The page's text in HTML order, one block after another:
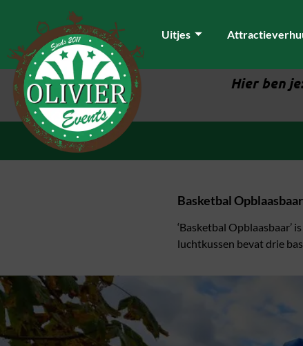
Uitjes
Hier ben je:
Basketbal Opblaasbaar
‘Basketbal
luchtkussen bevat drie